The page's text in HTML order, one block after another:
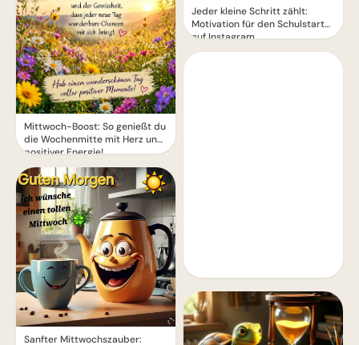
Mittwoch-Boost: So genießt du
die Wochenmitte mit Herz und
positiver Energie!
Sanfter Mittwochszauber:
Jeder kleine Schritt zählt:
Motivation für den Schulstart
auf Instagram.